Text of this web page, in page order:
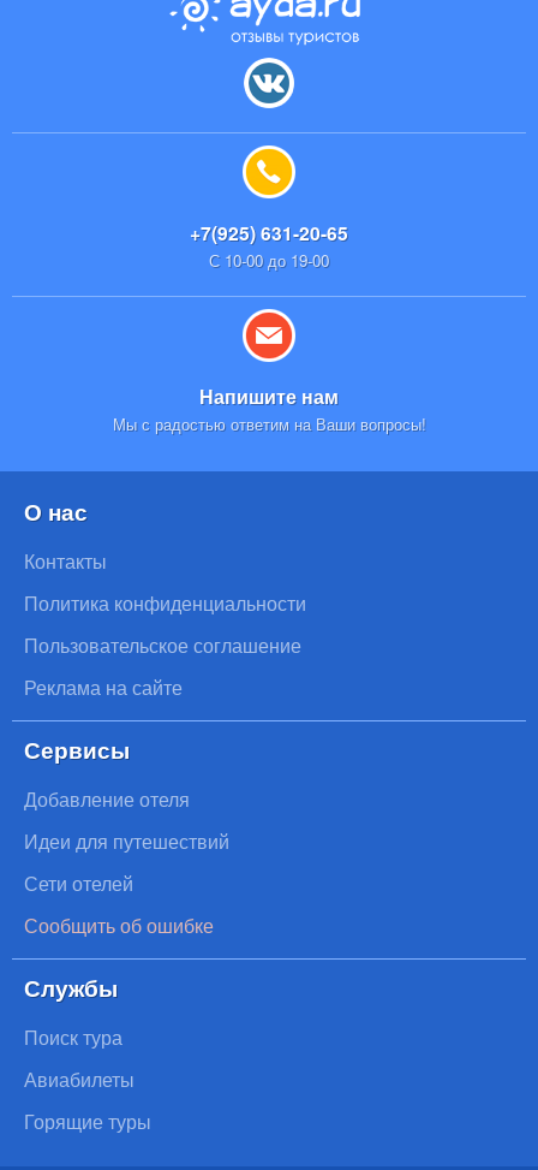
+7(925) 631-20-65
С 10-00 до 19-00
Напишите нам
Мы с радостью ответим на Ваши вопросы!
О нас
Контакты
Политика конфиденциальности
Пользовательское соглашение
Реклама на сайте
Сервисы
Добавление отеля
Идеи для путешествий
Сети отелей
Сообщить об ошибке
Службы
Поиск тура
Авиабилеты
Горящие туры